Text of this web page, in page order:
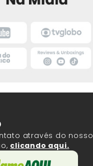
através do nosso
clicando aqui.